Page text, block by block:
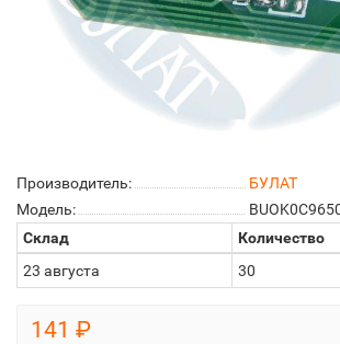
Производитель:
БУЛАТ
Модель:
Склад
Количество
23 августа
30
141 ₽